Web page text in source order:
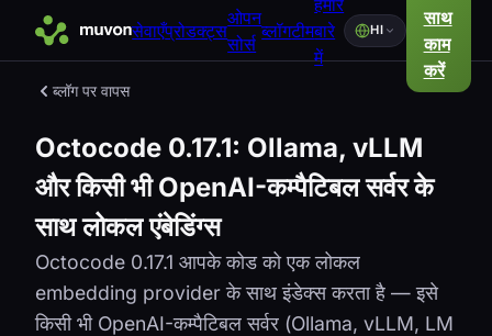
सेवाएँप्रोडक्ट्स
ओपन
सोर्स
ब्लॉगटीमबारे
में
HI
साथ
काम
करें
ब्लॉग पर वापस
Octocode 0.17.1: Ollama, vLLM
और किसी भी OpenAI-कम्पैटिबल सर्वर के
साथ लोकल एंबेडिंग्स
Octocode 0.17.1 आपके कोड को एक लोकल
embedding provider के साथ इंडेक्स करता है — इसे
किसी भी OpenAI-कम्पैटिबल सर्वर (Ollama, vLLM, LM